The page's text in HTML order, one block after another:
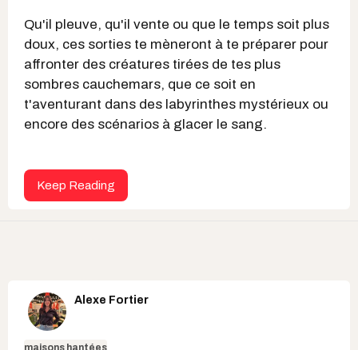
Qu'il pleuve, qu'il vente ou que le temps soit plus
doux, ces sorties te mèneront à te préparer pour
affronter des créatures tirées de tes plus
sombres cauchemars, que ce soit en
t'aventurant dans des labyrinthes mystérieux ou
encore des scénarios à glacer le sang.
Keep Reading
Alexe Fortier